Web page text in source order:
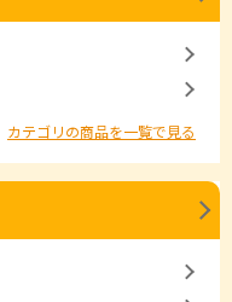
カテゴリの商品を一覧で見る